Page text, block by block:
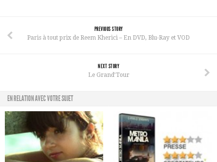
PREVIOUS STORY
Paris à tout prix de Reem Kherici – En DVD, Blu-Ray et VOD
NEXT STORY
Le Grand’Tour
EN RELATION AVEC VOTRE SUJET